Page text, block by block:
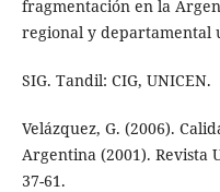
fragmentación en la
regional y departamental
SIG. Tandil: CIG, UNICEN.
Velázquez, G. (2006).
Argentina (2001). Revista
37-61.